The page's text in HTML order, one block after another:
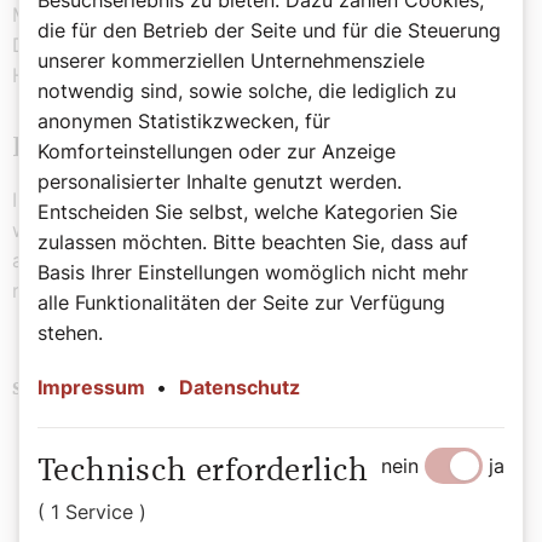
Media Kanälen des SONNTAG tun wir es etwas lauter:
Die Influencerin im Namen Gottes zeigen wir als
Himmelsstürmerin auf einem Surfbrett.
Doppelausgabe "Der Sonntag"
In eigener Sache: Mit dieser Doppelausgabe wünschen
wir Ihnen nicht nur einen schönen „Großen Frauentag“,
auch unsere Redaktion hat eine Woche Urlaub. Der
nächste SONNTAG erscheint am 25. August.
Schlagwörter Brauchtum Bibel
die für den Betrieb der Seite und für die Steuerung
unserer kommerziellen Unternehmensziele
notwendig sind, sowie solche, die lediglich zu
anonymen Statistikzwecken, für
Komforteinstellungen oder zur Anzeige
personalisierter Inhalte genutzt werden.
Entscheiden Sie selbst, welche Kategorien Sie
zulassen möchten. Bitte beachten Sie, dass auf
Basis Ihrer Einstellungen womöglich nicht mehr
alle Funktionalitäten der Seite zur Verfügung
stehen.
Impressum • Datenschutz
Technisch erforderlich
( 1 Service )
nein ja